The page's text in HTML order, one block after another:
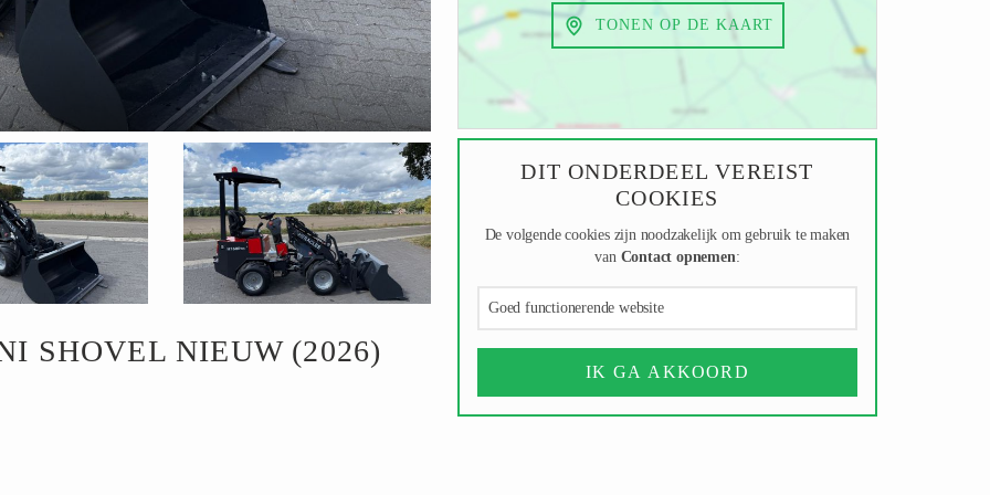
SHOVEL NIEUW (2026)
TONEN OP DE KAART
DIT ONDERDEEL VEREIST
COOKIES
De volgende cookies zijn noodzakelijk om gebruik te maken
van Contact opnemen:
Goed functionerende website
IK GA AKKOORD